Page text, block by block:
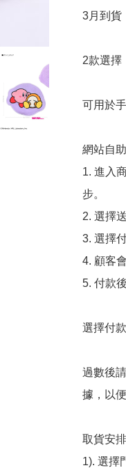
3月到貨
2款選擇
可用於
網站自
1. 進入
步。
2. 選擇
3. 選擇
4. 顧客
5. 付款
選擇付
過數後
據，以
取貨安排
1). 選擇